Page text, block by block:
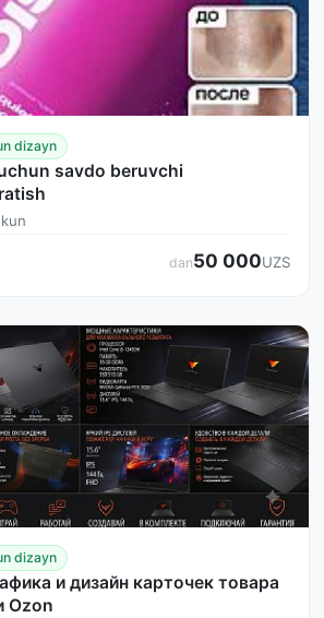
dizayn
savdo beruvchi
dan50 000UZS
dizayn
и дизайн карточек товара
Ozon